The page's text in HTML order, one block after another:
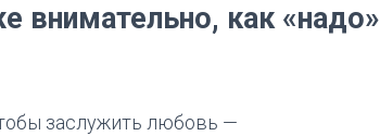
внимательно, как «надо»
заслужить любовь —